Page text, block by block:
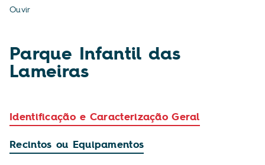
Ouvir
Parque Infantil das
Lameiras
Identificação e Caracterização Geral
Recintos ou Equipamentos